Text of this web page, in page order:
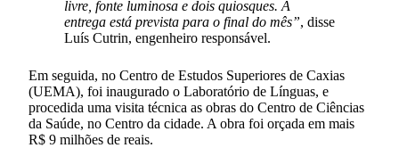
livre, fonte luminosa e dois quiosques. A
entrega está prevista para o final do mês”, disse
Luís Cutrin, engenheiro responsável.
Em seguida, no Centro de Estudos Superiores de Caxias
(UEMA), foi inaugurado o Laboratório de Línguas, e
procedida uma visita técnica as obras do Centro de Ciências
da Saúde, no Centro da cidade. A obra foi orçada em mais
R$ 9 milhões de reais.